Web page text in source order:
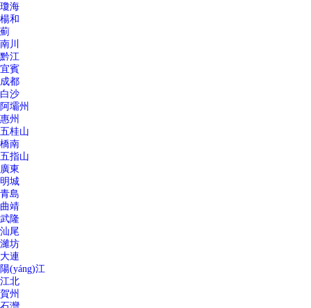
瓊海
楊和
薊
南川
黔江
宜賓
成都
白沙
阿壩州
惠州
五桂山
橋南
五指山
廣東
明城
青島
曲靖
武隆
汕尾
濰坊
大連
陽(yáng)江
江北
賀州